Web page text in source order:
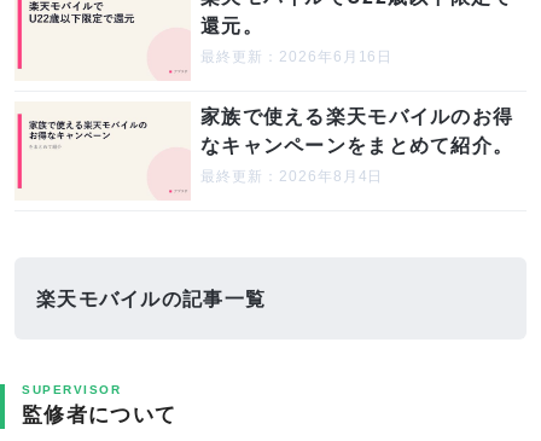
還元。
最終更新：2026年6月16日
家族で使える楽天モバイルのお得
なキャンペーンをまとめて紹介。
最終更新：2026年8月4日
楽天モバイルの記事一覧
SUPERVISOR
監修者について